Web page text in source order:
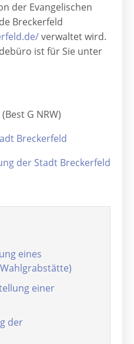
der Evangelischen
Breckerfeld
verwaltet wird.
ist für Sie unter
G NRW)
Breckerfeld
der Stadt Breckerfeld
eines
)
einer
der